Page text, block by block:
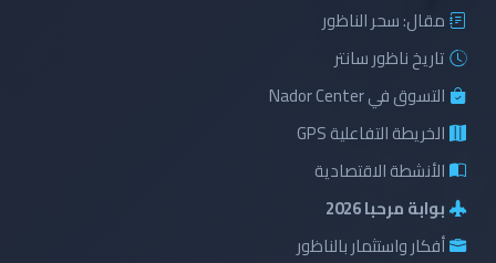
مقال: سحر الناظور
تاريخ ناظور سانتر
التسوق في Nador Center
الخريطة التفاعلية GPS
الأنشطة الاقتصادية
بوابة مرحبا 2026
أفكار واستثمار بالناظور